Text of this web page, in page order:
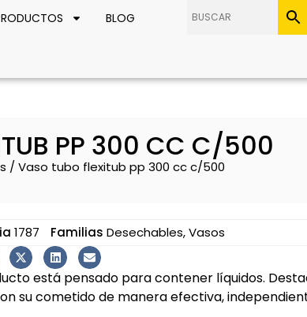
BLOG
PP 300 CC C/500
/ Vaso tubo flexitub pp 300 cc c/500
1787 Familias Desechables,Vasos
está pensado para contener líquidos.
su cometido de manera efectiva,